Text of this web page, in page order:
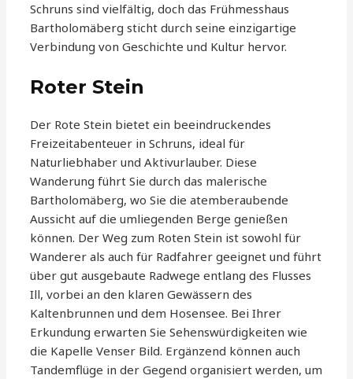
Schruns sind vielfältig, doch das Frühmesshaus
Bartholomäberg sticht durch seine einzigartige
Verbindung von Geschichte und Kultur hervor.
Roter Stein
Der Rote Stein bietet ein beeindruckendes
Freizeitabenteuer in Schruns, ideal für
Naturliebhaber und Aktivurlauber. Diese
Wanderung führt Sie durch das malerische
Bartholomäberg, wo Sie die atemberaubende
Aussicht auf die umliegenden Berge genießen
können. Der Weg zum Roten Stein ist sowohl für
Wanderer als auch für Radfahrer geeignet und führt
über gut ausgebaute Radwege entlang des Flusses
Ill, vorbei an den klaren Gewässern des
Kaltenbrunnen und dem Hosensee. Bei Ihrer
Erkundung erwarten Sie Sehenswürdigkeiten wie
die Kapelle Venser Bild. Ergänzend können auch
Tandemflüge in der Gegend organisiert werden, um